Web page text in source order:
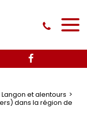
et alentours
dans la région de